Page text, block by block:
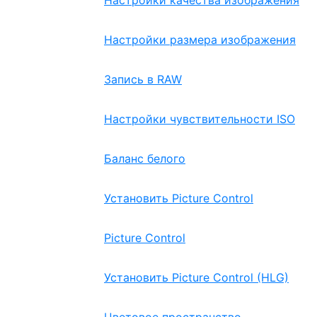
Настройки размера изображения
Запись в RAW
Настройки чувствительности ISO
Баланс белого
Установить Picture Control
Picture Control
Установить Picture Control (HLG)